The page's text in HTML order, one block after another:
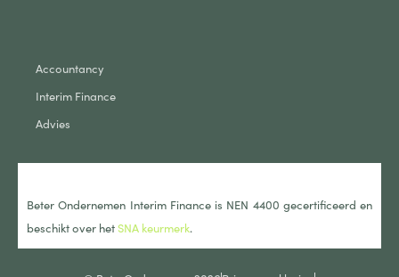
Accountancy
Interim Finance
Advies
Beter Ondernemen Interim Finance is NEN 4400 gecertificeerd en
beschikt over hetSNA keurmerk.